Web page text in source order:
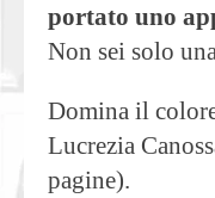
portato uno
Non sei solo
Domina il
Lucrezia
pagine).